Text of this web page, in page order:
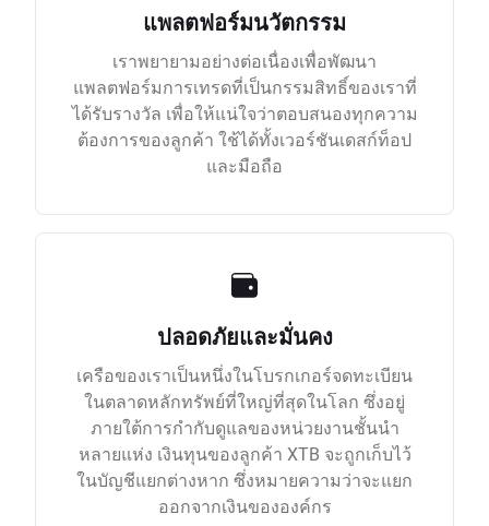
แพลตฟอร์มนวัตกรรม
เราพยายามอย่างต่อเนื่องเพื่อพัฒนา
แพลตฟอร์มการเทรดที่เป็นกรรมสิทธิ์ของเราที่
ได้รับรางวัล เพื่อให้แน่ใจว่าตอบสนองทุกความ
ต้องการของลูกค้า ใช้ได้ทั้งเวอร์ชันเดสก์ท็อป
และมือถือ
ปลอดภัยและมั่นคง
เครือของเราเป็นหนึ่งในโบรกเกอร์จดทะเบียน
ในตลาดหลักทรัพย์ที่ใหญ่ที่สุดในโลก ซึ่งอยู่
ภายใต้การกำกับดูแลของหน่วยงานชั้นนำ
หลายแห่ง เงินทุนของลูกค้า XTB จะถูกเก็บไว้
ในบัญชีแยกต่างหาก ซึ่งหมายความว่าจะแยก
ออกจากเงินขององค์กร